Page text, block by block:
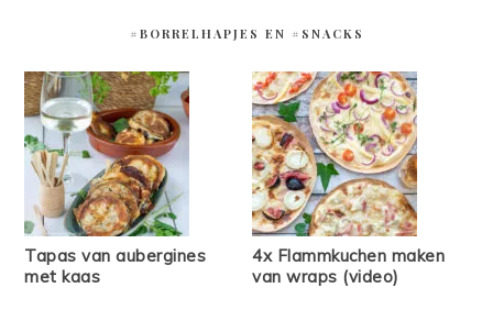
#BORRELHAPJES EN #SNACKS
Tapas van aubergines
met kaas
4x Flammkuchen maken
van wraps (video)